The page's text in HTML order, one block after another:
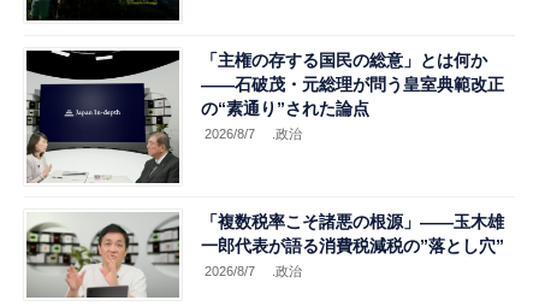
「主権の存する国民の総意」とは何か
――石破茂・元総理が問う皇室典範改正
の“素通り”された論点
2026/8/7 .政治
「複数税率こそ諸悪の根源」――玉木雄
一郎代表が語る消費税減税の”落とし穴”
2026/8/7 .政治